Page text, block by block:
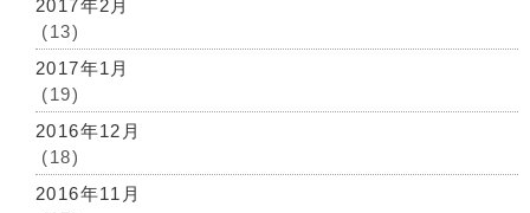
2017年2月
(13)
2017年1月
(19)
2016年12月
(18)
2016年11月